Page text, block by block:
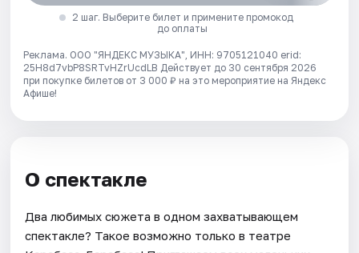
2 шаг. Выберите билет и примените промокод
до оплаты
Реклама. ООО "ЯНДЕКС МУЗЫКА", ИНН: 9705121040 erid:
25H8d7vbP8SRTvHZrUcdLB Действует до 30 сентября 2026
при покупке билетов от 3 000 ₽ на это мероприятие на Яндекс
Афише!
О спектакле
Два любимых сюжета в одном захватывающем
спектакле? Такое возможно только в театре